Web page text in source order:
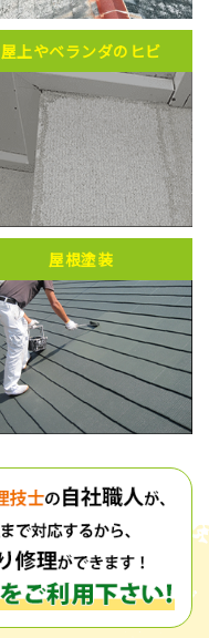
屋上やベランダのヒビ
屋根塗装